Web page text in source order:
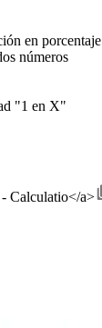
en porcentaje
números
"1 en X"
Calculatio</a>